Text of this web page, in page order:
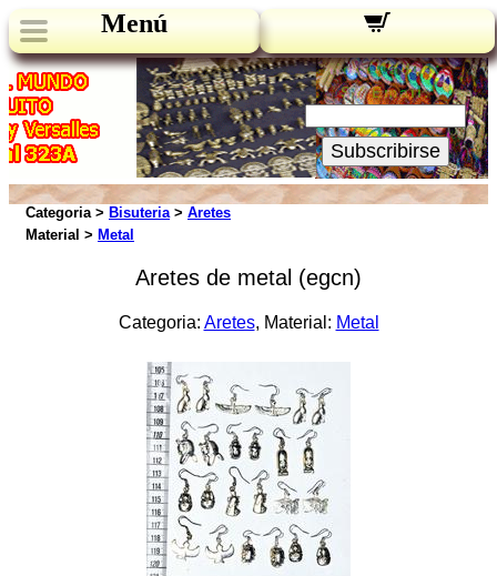
Menú
Novedades:
Su Email:
Subscribirse
Categoria > Bisuteria> Aretes
Material > Metal
Aretes de metal (egcn)
Categoria: Aretes, Material: Metal